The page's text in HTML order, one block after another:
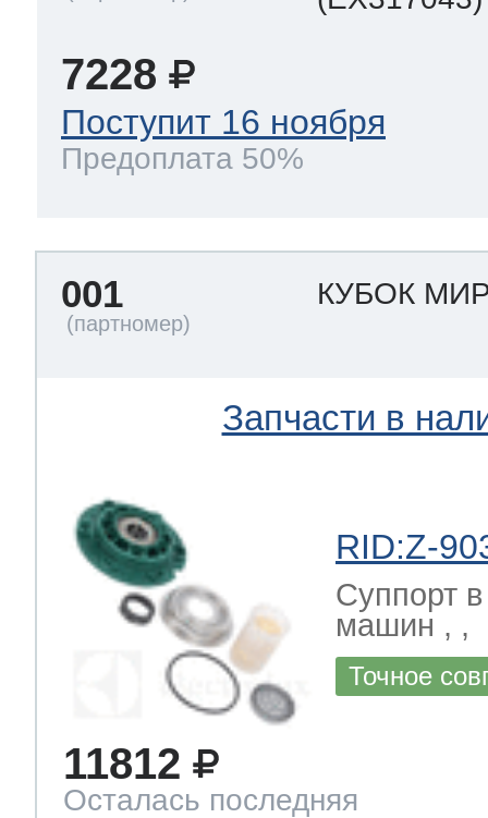
7228
Поступит 16 ноября
Предоплата 50%
001 КУБОК
Запчасти в
RID:Z-
Суппорт
машин , ,
Точное
11812
Осталась последняя